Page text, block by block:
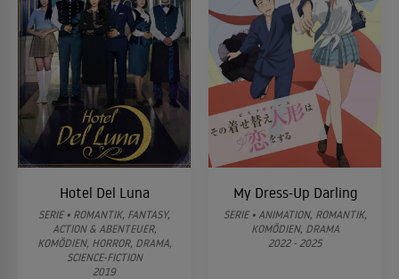
Hotel Del Luna
SERIE • ROMANTIK, FANTASY,
ACTION & ABENTEUER,
KOMÖDIEN, HORROR, DRAMA,
SCIENCE-FICTION
2019
My Dress-Up Darling
SERIE • ANIMATION, ROMANTIK,
KOMÖDIEN, DRAMA
2022 - 2025